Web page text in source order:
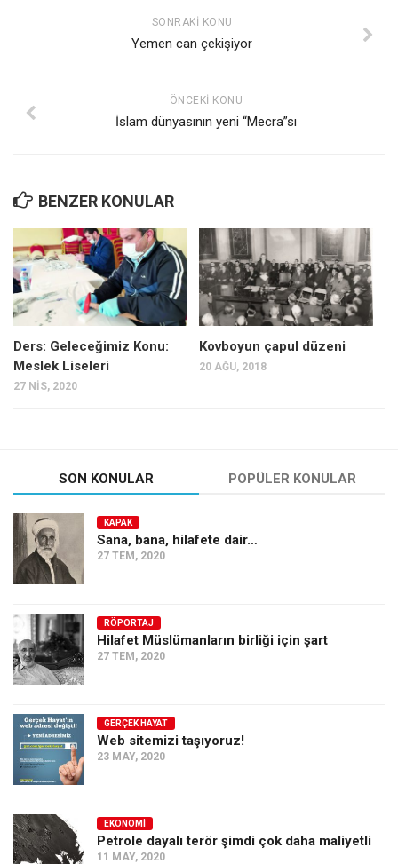
SONRAKI KONU
Yemen can çekişiyor
ÖNCEKI KONU
İslam dünyasının yeni “Mecra”sı
BENZER KONULAR
Ders: Geleceğimiz Konu:
Meslek Liseleri
27 NIS, 2020
Kovboyun çapul düzeni
20 AĞU, 2018
SON KONULAR POPÜLER KONULAR
KAPAK
Sana, bana, hilafete dair…
27 TEM, 2020
RÖPORTAJ
Hilafet Müslümanların birliği için şart
27 TEM, 2020
GERÇEK HAYAT
Web sitemizi taşıyoruz!
23 MAY, 2020
EKONOMI
Petrole dayalı terör şimdi çok daha maliyetli
11 MAY, 2020